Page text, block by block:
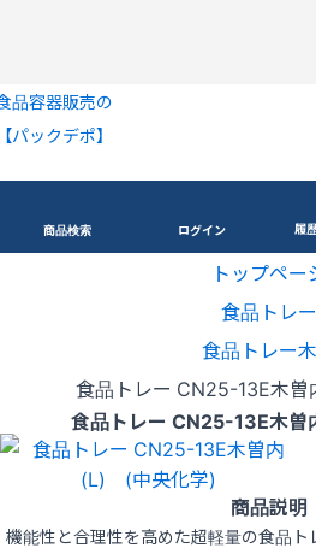
品容器販売の
【パックデポ】
商品検索 ログイン 履
トップペー
食品トレー
食品トレー
食品トレー CN25-13E木
食品トレー CN25-13E木
商品説明
機能性と合理性を高めた超軽量の食品ト